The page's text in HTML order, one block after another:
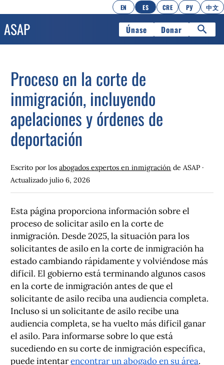
EN ES CRE РУ 中文
Únase Donar
Proceso en la corte de
inmigración, incluyendo
apelaciones y órdenes de
deportación
Escrito por losabogados expertos en inmigración de ASAP ·
Actualizadojulio 6, 2026
Esta página proporciona información sobre el
proceso de solicitar asilo en la corte de
inmigración. Desde 2025, la situación para los
solicitantes de asilo en la corte de inmigración ha
estado cambiando rápidamente y volviéndose más
difícil. El gobierno está terminando algunos casos
en la corte de inmigración antes de que el
solicitante de asilo reciba una audiencia completa.
Incluso si un solicitante de asilo recibe una
audiencia completa, se ha vuelto más difícil ganar
el asilo. Para informarse sobre lo que está
sucediendo en su corte de inmigración específica,
puede intentarencontrar un abogado en su área.